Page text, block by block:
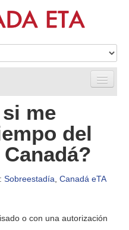
me
del
Sobreestadía Canadá eTA
o con una autorización